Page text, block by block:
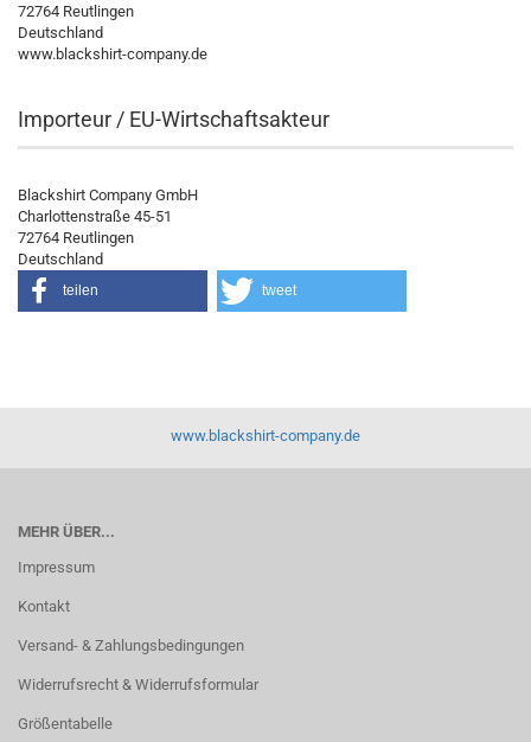
72764 Reutlingen
Deutschland
www.blackshirt-company.de
Importeur / EU-Wirtschaftsakteur
Blackshirt Company GmbH
Charlottenstraße 45-51
72764 Reutlingen
Deutschland
teilen tweet
www.blackshirt-company.de
MEHR ÜBER...
Impressum
Kontakt
Versand- & Zahlungsbedingungen
Widerrufsrecht & Widerrufsformular
Größentabelle